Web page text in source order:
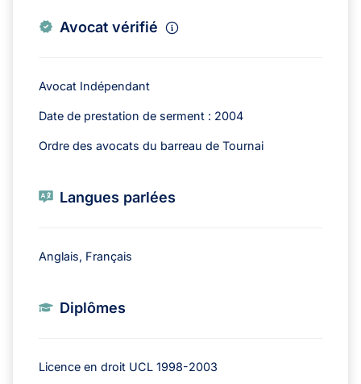
Avocat vérifié
Avocat Indépendant
Date de prestation de serment : 2004
Ordre des avocats du barreau de Tournai
Langues parlées
Anglais, Français
Diplômes
Licence en droit UCL 1998-2003